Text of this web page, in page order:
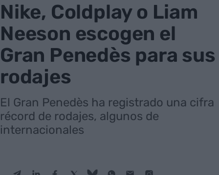
Nike, Coldplay o Liam
Neeson escogen el
Gran Penedès para sus
rodajes
El Gran Penedès ha registrado una cifra
récord de rodajes, algunos de
internacionales